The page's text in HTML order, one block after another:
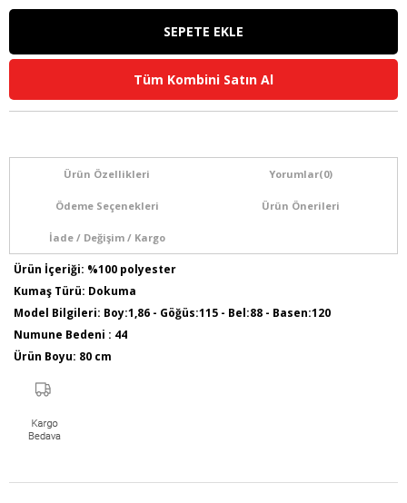
Tüm Kombini Satın Al
Ürün Özellikleri Yorumlar(0)
Ödeme Seçenekleri Ürün Önerileri
İade / Değişim / Kargo
Ürün İçeriği: %100 polyester
Kumaş Türü: Dokuma
Model Bilgileri: Boy:1,86 - Göğüs:115 - Bel:88 - Basen:120
Numune Bedeni : 44
Ürün Boyu: 80 cm